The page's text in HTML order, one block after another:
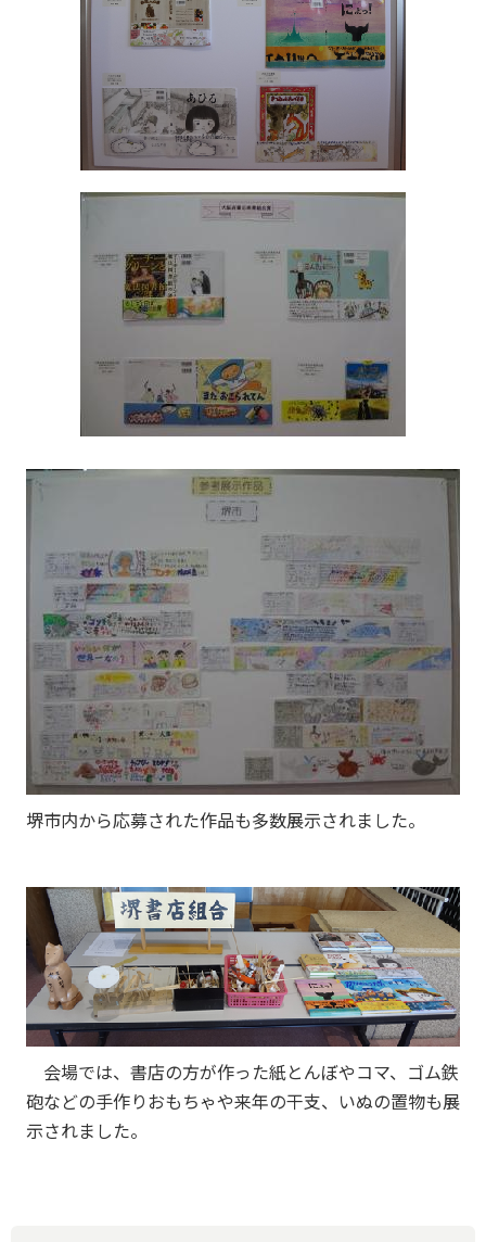
堺市内から応募された作品も多数展示されました。
会場では、書店の方が作った紙とんぼやコマ、ゴム鉄
砲などの手作りおもちゃや来年の干支、いぬの置物も展
示されました。